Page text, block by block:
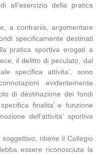
all’esercizio della pratica
a contrariis, argomentare
specificamente destinati
pratica sportiva erogati a
il delitto di peculato, dal
specifica attivita’, sono
evidentemente
di destinazione dei fondi
finalita’ e funzione
dell’attivita’ sportiva
ritiene il Collegio
essere riconosciuta la